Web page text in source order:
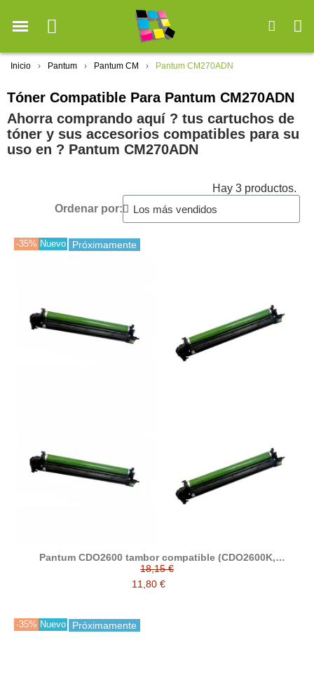
Inicio Pantum Pantum CM Pantum CM270ADN
Tóner Compatible Para Pantum CM270ADN
Ahorra comprando aquí ? tus cartuchos de
tóner y sus accesorios compatibles para su
uso en ?️ Pantum CM270ADN
Hay 3 productos.
Ordenar por:
-35% Nuevo Próximamente
Pantum CDO2600 tambor compatible (CDO2600K,
CDO2600C, CDO2600M, CDO2600Y)
18,15 €
11,80 €
-35% Nuevo Próximamente